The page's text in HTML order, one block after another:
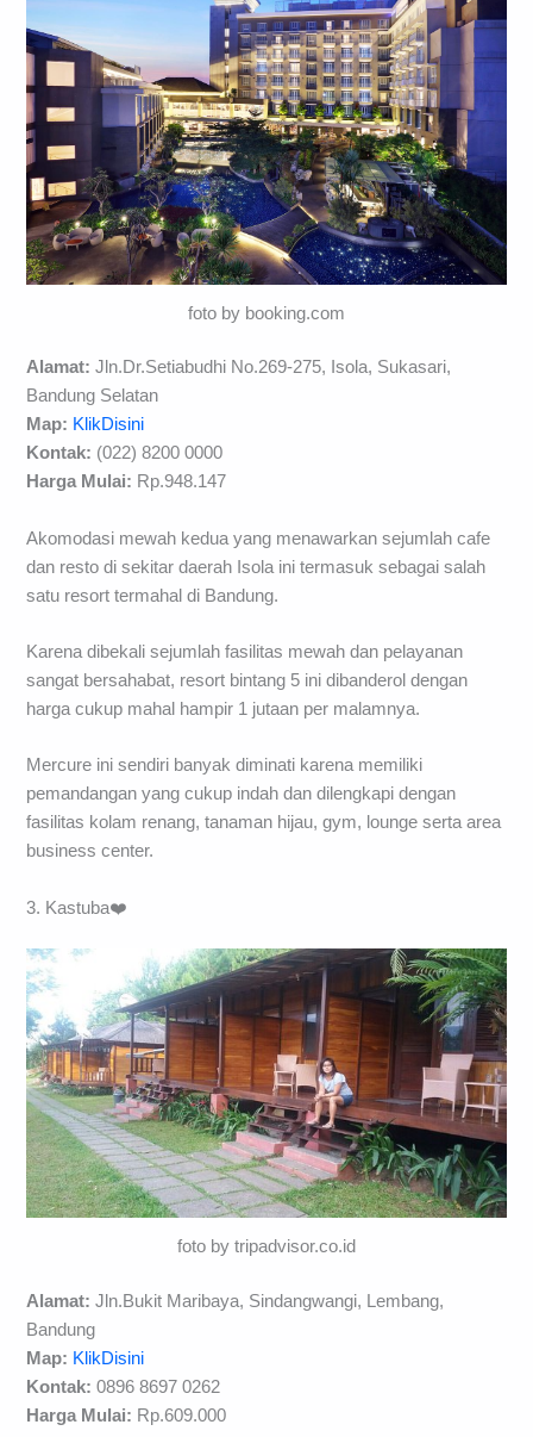
foto by booking.com
Alamat: Jln.Dr.Setiabudhi No.269-275, Isola, Sukasari,
Bandung Selatan
Map: KlikDisini
Kontak: (022) 8200 0000
Harga Mulai: Rp.948.147
Akomodasi mewah kedua yang menawarkan sejumlah cafe
dan resto di sekitar daerah Isola ini termasuk sebagai salah
satu resort termahal di Bandung.
Karena dibekali sejumlah fasilitas mewah dan pelayanan
sangat bersahabat, resort bintang 5 ini dibanderol dengan
harga cukup mahal hampir 1 jutaan per malamnya.
Mercure ini sendiri banyak diminati karena memiliki
pemandangan yang cukup indah dan dilengkapi dengan
fasilitas kolam renang, tanaman hijau, gym, lounge serta area
business center.
3. Kastuba❤️
foto by tripadvisor.co.id
Alamat: Jln.Bukit Maribaya, Sindangwangi, Lembang,
Bandung
Map: KlikDisini
Kontak: 0896 8697 0262
Harga Mulai: Rp.609.000